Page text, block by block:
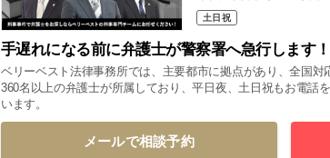
土日祝
手遅れになる前に弁護士が警察署へ急行します！
ベリーベスト法律事務所では、主要都市に拠点があり、全国
360名以上の弁護士が所属しており、平日夜、土日祝もお電話
います。
メールで相談予約